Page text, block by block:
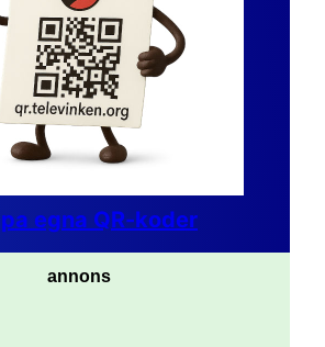
egna QR-koder
annons